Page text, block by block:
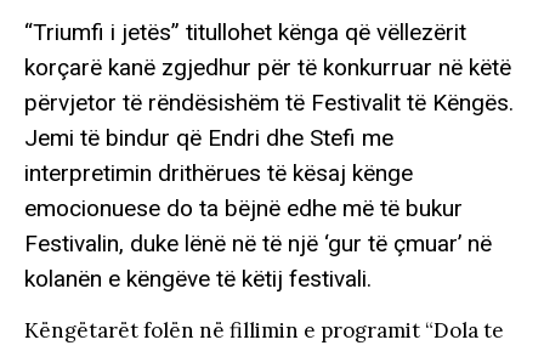
“Triumfi i jetës” titullohet kënga që vëllezërit
korçarë kanë zgjedhur për të konkurruar në këtë
përvjetor të rëndësishëm të Festivalit të Këngës.
Jemi të bindur që Endri dhe Stefi me
interpretimin drithërues të kësaj kënge
emocionuese do ta bëjnë edhe më të bukur
Festivalin, duke lënë në të një ‘gur të çmuar’ në
kolanën e këngëve të këtij festivali.
Këngëtarët folën në fillimin e programit “Dola te